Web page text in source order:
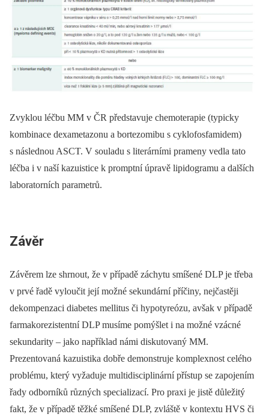
Zvyklou léčbu MM v ČR představuje chemoterapie (typicky
kombinace dexametazonu a bortezomibu s cyklofosfamidem)
s následnou ASCT. V souladu s literárními prameny vedla tato
léčba i v naší kazuistice k promptní úpravě lipidogramu a dalších
laboratorních parametrů.
Závěr
Závěrem lze shrnout, že v případě záchytu smíšené DLP je třeba
v prvé řadě vyloučit její možné sekundární příčiny, nejčastěji
dekompenzaci diabetes mellitus či hypotyreózu, avšak v případě
farmakorezistentní DLP musíme pomýšlet i na možné vzácné
sekundarity –⁠ jako například námi diskutovaný MM.
Prezentovaná kazuistika dobře demonstruje komplexnost celého
problému, který vyžaduje multidisciplinární přístup se zapojením
řady odborníků různých specializací. Pro praxi je jistě důležitý
fakt, že v případě těžké smíšené DLP, zvláště v kontextu HVS či